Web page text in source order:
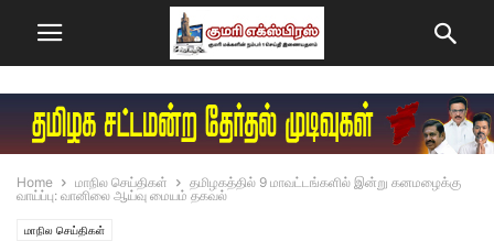
Home மாநில செய்திகள்
தமிழகத்தில் 9 மாவட்டங்களில் இன்று கனமழைக்கு
வாய்ப்பு: வானிலை ஆய்வு மையம் தகவல்
மாநில செய்திகள்